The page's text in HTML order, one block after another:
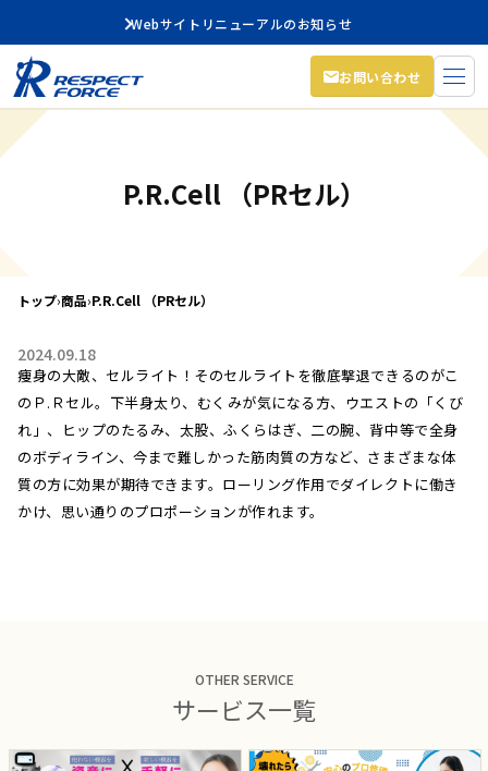
Webサイトリニューアルのお知らせ
お問い合わせ
P.R.Cell （PRセル）
トップ›商品›P.R.Cell （PRセル）
2024.09.18
痩身の大敵、セルライト！そのセルライトを徹底撃退できるのがこ
のＰ.Ｒセル。下半身太り、むくみが気になる方、ウエストの「くび
れ」、ヒップのたるみ、太股、ふくらはぎ、二の腕、背中等で全身
のボディライン、今まで難しかった筋肉質の方など、さまざまな体
質の方に効果が期待できます。ローリング作用でダイレクトに働き
かけ、思い通りのプロポーションが作れます。
OTHER SERVICE
サービス一覧